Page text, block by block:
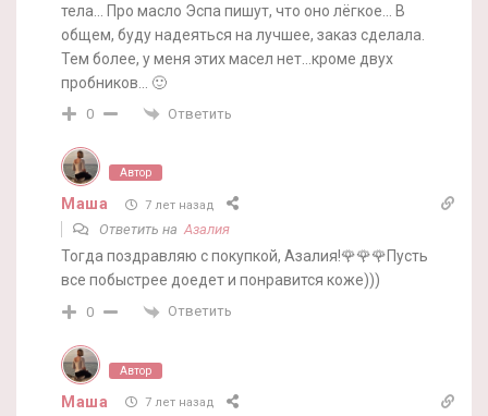
тела… Про масло Эспа пишут, что оно лёгкое… В
общем, буду надеяться на лучшее, заказ сделала.
Тем более, у меня этих масел нет…кроме двух
пробников… 🙂
0 Ответить
Автор
Маша 7 лет назад
Ответить наАзалия
Тогда поздравляю с покупкой, Азалия!🌹🌹🌹Пусть
все побыстрее доедет и понравится коже)))
0 Ответить
Автор
Маша 7 лет назад